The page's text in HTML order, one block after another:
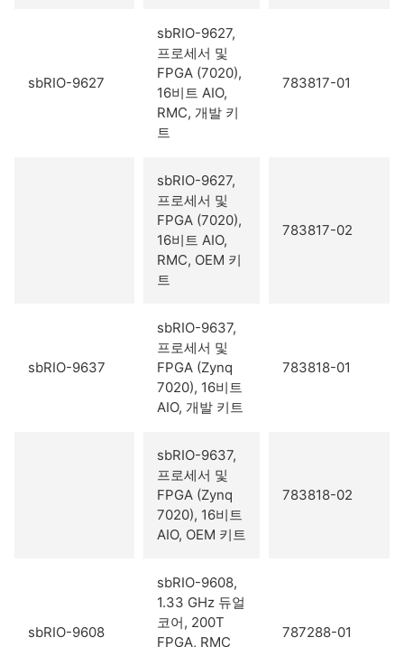
sbRIO-9627
sbRIO-9627,
프로세서 및
FPGA (7020),
16비트 AIO,
RMC, 개발 키
트
783817-01
sbRIO-9627,
프로세서 및
FPGA (7020),
16비트 AIO,
RMC, OEM 키
트
783817-02
sbRIO-9637
sbRIO-9637,
프로세서 및
FPGA (Zynq
7020), 16비트
AIO, 개발 키트
783818-01
sbRIO-9637,
프로세서 및
FPGA (Zynq
7020), 16비트
AIO, OEM 키트
783818-02
sbRIO-9608
sbRIO-9608,
1.33 GHz 듀얼
코어, 200T
FPGA, RMC
787288-01